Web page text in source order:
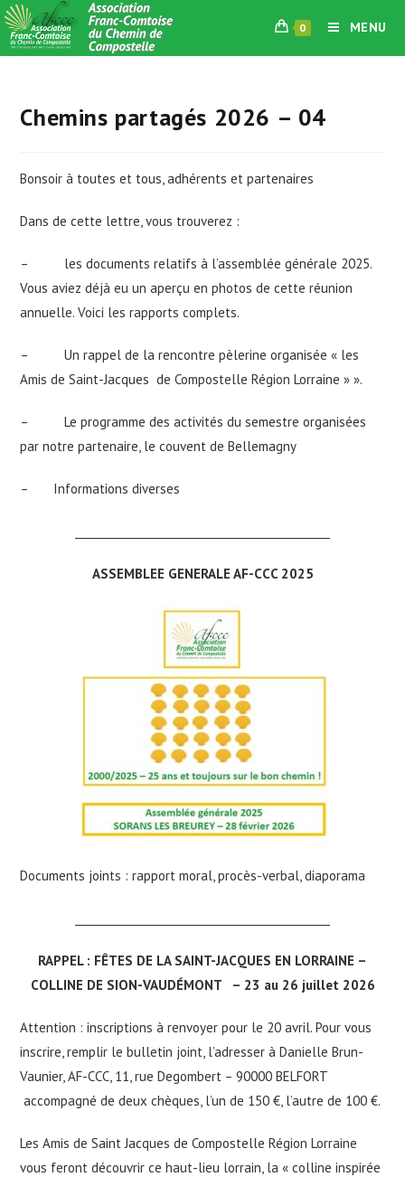
Skip
to
content
0 MENU
Chemins partagés 2026 – 04
Bonsoir à toutes et tous, adhérents et partenaires
Dans de cette lettre, vous trouverez :
– les documents relatifs à l’assemblée générale 2025.
Vous aviez déjà eu un aperçu en photos de cette réunion
annuelle. Voici les rapports complets.
– Un rappel de la rencontre pèlerine organisée « les
Amis de Saint-Jacques de Compostelle Région Lorraine » ».
– Le programme des activités du semestre organisées
par notre partenaire, le couvent de Bellemagny
– Informations diverses
ASSEMBLEE GENERALE AF-CCC 2025
Documents joints : rapport moral, procès-verbal, diaporama
RAPPEL : FÊTES DE LA SAINT-JACQUES EN LORRAINE –
COLLINE DE SION-VAUDÉMONT – 23 au 26 juillet 2026
Attention : inscriptions à renvoyer pour le 20 avril. Pour vous
inscrire, remplir le bulletin joint, l’adresser à Danielle Brun-
Vaunier, AF-CCC, 11, rue Degombert – 90000 BELFORT
accompagné de deux chèques, l’un de 150 €, l’autre de 100 €.
Les Amis de Saint Jacques de Compostelle Région Lorraine
vous feront découvrir ce haut-lieu lorrain, la « colline inspirée